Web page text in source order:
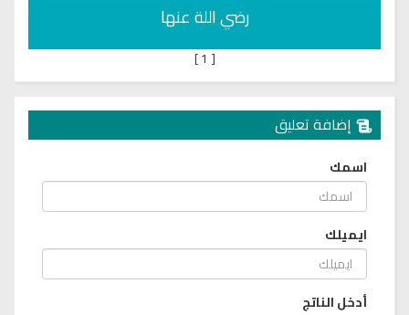
رضي اللة عنها
[
]
إضافة تعليق
اسمك
ايميلك
أدخل الناتج